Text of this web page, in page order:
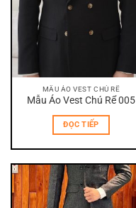
MẪU ÁO VEST CHÚ RỂ
Mẫu Áo Vest Chú Rể 005
ĐỌC TIẾP